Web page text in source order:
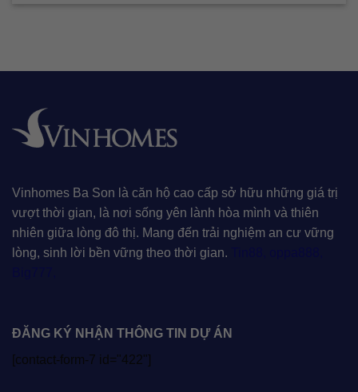
Vinhomes Ba Son là căn hộ cao cấp sở hữu những giá trị
vượt thời gian, là nơi sống yên lành hòa mình và thiên
nhiên giữa lòng đô thị. Mang đến trải nghiệm an cư vững
lòng, sinh lời bền vững theo thời gian.
ĐĂNG KÝ NHẬN THÔNG TIN DỰ ÁN
[contact-form-7 id="422"]